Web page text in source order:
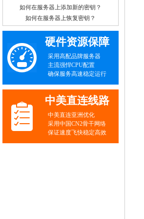
如何在服务器上添加新的密钥？
如何在服务器上恢复密钥？
硬件资源保障
采用高配品牌服务器
主流强悍CPU配置
确保服务高速稳定运行
中美直连线路
中美直连亚洲优化
采用中国CN2骨干网络
保证速度飞快稳定高效